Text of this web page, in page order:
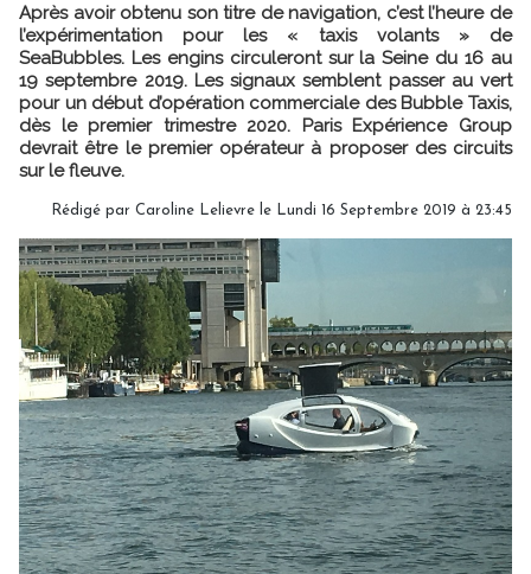
Après avoir obtenu son titre de navigation, c’est l’heure de
l’expérimentation pour les « taxis volants » de
SeaBubbles. Les engins circuleront sur la Seine du 16 au
19 septembre 2019. Les signaux semblent passer au vert
pour un début d’opération commerciale des Bubble Taxis,
dès le premier trimestre 2020. Paris Expérience Group
devrait être le premier opérateur à proposer des circuits
sur le fleuve.
Rédigé par Caroline Lelievre le Lundi 16 Septembre 2019 à 23:45